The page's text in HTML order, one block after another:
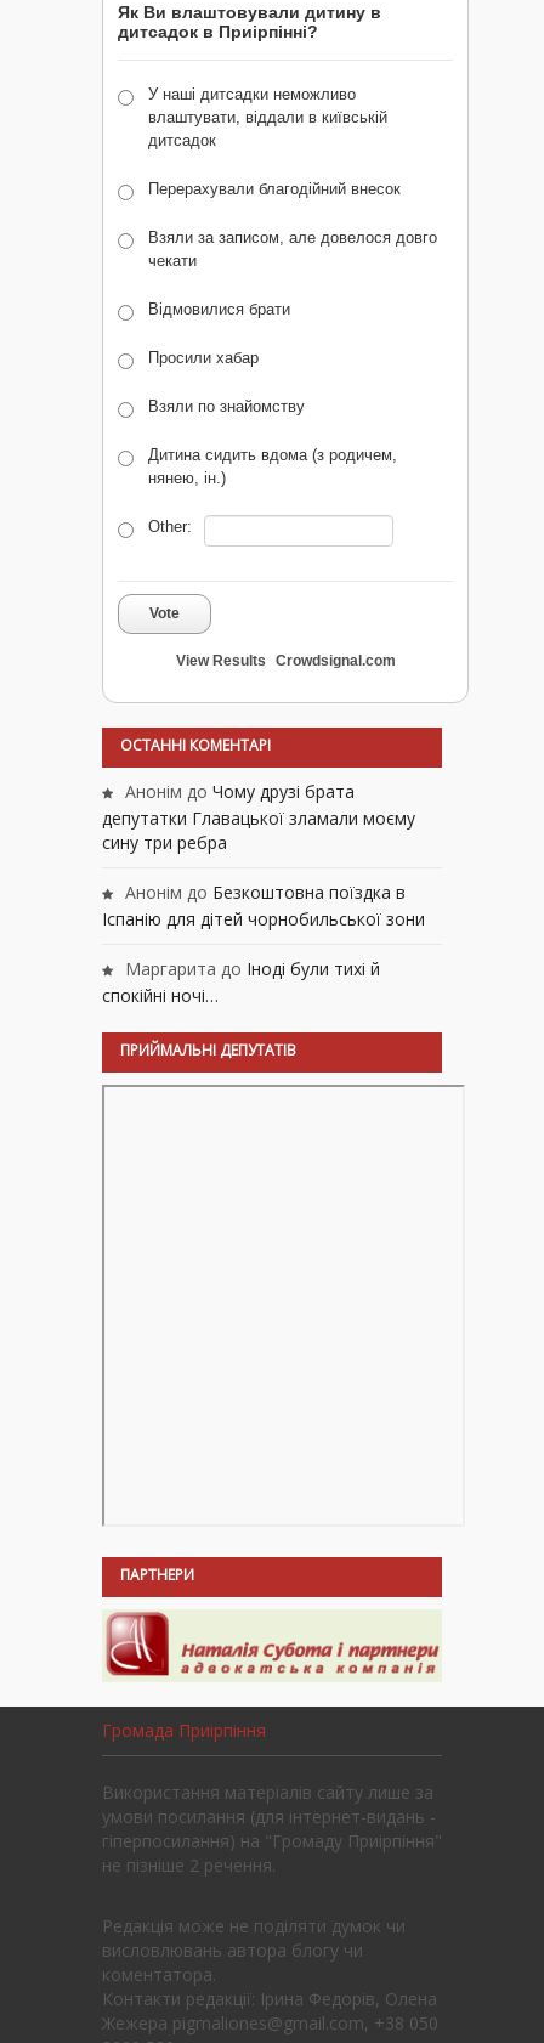
Як Ви влаштовували дитину в
дитсадок в Приірпінні?
У наші дитсадки неможливо
влаштувати, віддали в київській
дитсадок
Перерахували благодійний внесок
Взяли за записом, але довелося довго
чекати
Відмовилися брати
Просили хабар
Взяли по знайомству
Дитина сидить вдома (з родичем,
нянею, ін.)
Other:
Vote
View Results Crowdsignal.com
ОСТАННІ КОМЕНТАРІ
Анонім до Чому друзі брата
депутатки Главацької зламали моєму
сину три ребра
Анонім до Безкоштовна поїздка в
Іспанію для дітей чорнобильської зони
Маргарита до Іноді були тихі й
спокійні ночі…
ПРИЙМАЛЬНІ ДЕПУТАТІВ
ПАРТНЕРИ
Громада Приірпіння
Використання матеріалів сайту лише за
умови посилання (для інтернет-видань -
гіперпосилання) на "Громаду Приірпіння"
не пізніше 2 речення.
Редакція може не поділяти думок чи
висловлювань автора блогу чи
коментатора.
Контакти редакції: Ірина Федорів, Олена
Жежера pigmaliones@gmail.com, +38 050